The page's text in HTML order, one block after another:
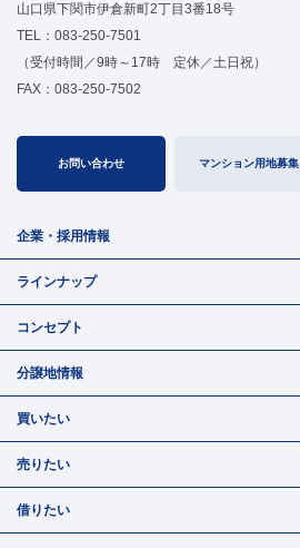
山口県下関市伊倉新町2丁目3番18号
TEL： 083-250-7501
（受付時間／9時～17時 定休／土日祝）
FAX：083-250-7502
お問い合わせ マンション用地募集
企業・採用情報
ラインナップ
コンセプト
分譲地情報
買いたい
売りたい
借りたい